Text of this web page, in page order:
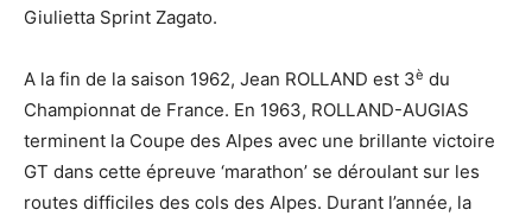
Giulietta Sprint Zagato.
A la fin de la saison 1962, Jean ROLLAND est 3è du
Championnat de France. En 1963, ROLLAND-AUGIAS
terminent la Coupe des Alpes avec une brillante victoire
GT dans cette épreuve ‘marathon’ se déroulant sur les
routes difficiles des cols des Alpes. Durant l’année, la